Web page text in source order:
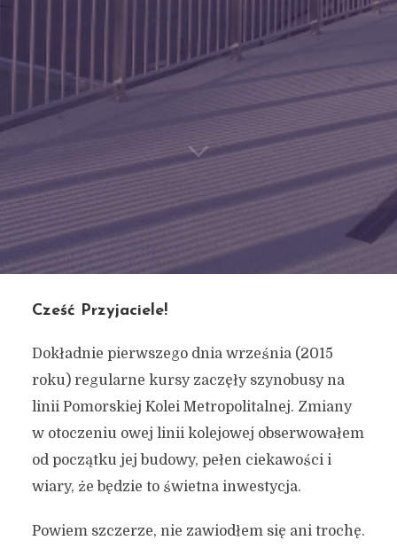
Cześć Przyjaciele!
Dokładnie pierwszego dnia września (2015
roku) regularne kursy zaczęły szynobusy na
linii Pomorskiej Kolei Metropolitalnej. Zmiany
w otoczeniu owej linii kolejowej obserwowałem
od początku jej budowy, pełen ciekawości i
wiary, że będzie to świetna inwestycja.
Powiem szczerze, nie zawiodłem się ani trochę.